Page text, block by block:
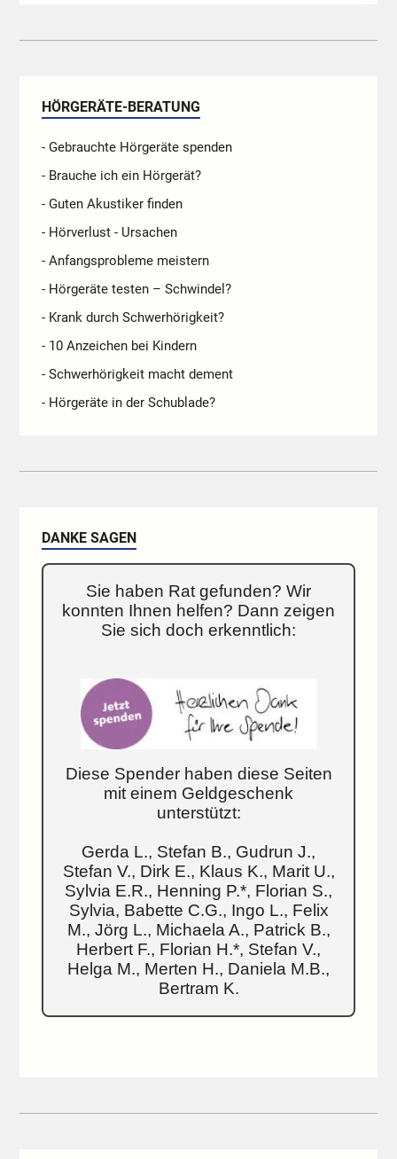
HÖRGERÄTE-BERATUNG
- Gebrauchte Hörgeräte spenden
- Brauche ich ein Hörgerät?
- Guten Akustiker finden
- Hörverlust - Ursachen
- Anfangsprobleme meistern
- Hörgeräte testen – Schwindel?
- Krank durch Schwerhörigkeit?
- 10 Anzeichen bei Kindern
- Schwerhörigkeit macht dement
- Hörgeräte in der Schublade?
DANKE SAGEN
Sie haben Rat gefunden? Wir
konnten Ihnen helfen? Dann zeigen
Sie sich doch erkenntlich:
Diese Spender haben diese Seiten
mit einem Geldgeschenk
unterstützt:
Gerda L., Stefan B., Gudrun J.,
Stefan V., Dirk E., Klaus K., Marit U.,
Sylvia E.R., Henning P.*, Florian S.,
Sylvia, Babette C.G., Ingo L., Felix
M., Jörg L., Michaela A., Patrick B.,
Herbert F., Florian H.*, Stefan V.,
Helga M., Merten H., Daniela M.B.,
Bertram K.